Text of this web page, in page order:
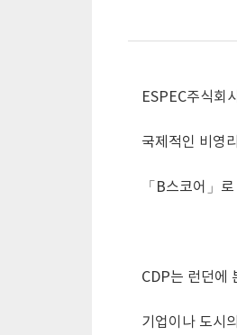
ESPEC주식회
국제적인 비영
「B스코어」
CDP는 런던에
기업이나 도시